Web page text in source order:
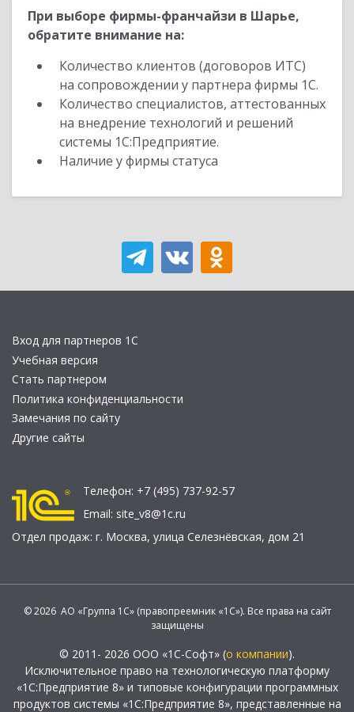
При выборе фирмы-франчайзи в Шарье,
обратите внимание на:
Количество клиентов (договоров ИТС)
на сопровождении у партнера фирмы 1С.
Количество специалистов, аттестованных
на внедрение технологий и решений
системы 1С:Предприятие.
Наличие у фирмы статуса
Вход для партнеров 1С
Учебная версия
Стать партнером
Политика конфиденциальности
Замечания по сайту
Другие сайты
Телефон: +7 (495) 737-92-57
Email: site_v8@1c.ru
Отдел продаж: г. Москва, улица Селезнёвская, дом 21
© 2026 АО «Группа 1С» (правопреемник «1С»). Все права на сайт
защищены
© 2011- 2026 ООО «1С-Софт» (о компании).
Исключительное право на технологическую платформу
«1С:Предприятие 8» и типовые конфигурации программных
продуктов системы «1С:Предприятие 8», представленные на